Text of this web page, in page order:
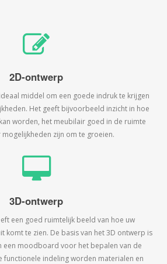
2D-ontwerp
middel om een goede indruk te krijgen
Het geeft bijvoorbeeld inzicht in hoe
worden, het meubilair goed in de ruimte
mogelijkheden zijn om te groeien.
3D-ontwerp
een goed ruimtelijk beeld van hoe uw
komt te zien. De basis van het 3D ontwerp is
een moodboard voor het bepalen van de
functionele indeling worden materialen en